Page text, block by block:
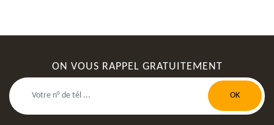
ON VOUS RAPPEL GRATUITEMENT